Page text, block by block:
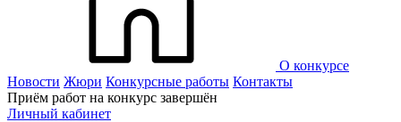
О конкурсе
Новости Жюри Конкурсные работы Контакты
Приём работ на конкурс завершён
Личный кабинет